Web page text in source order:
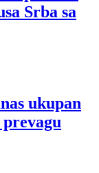
Srba sa
ukupan